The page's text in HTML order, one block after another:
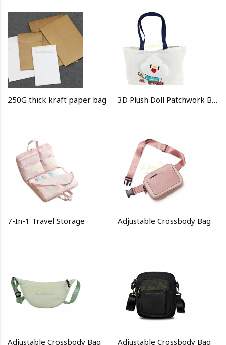
250G thick kraft paper bag 3D Plush Doll Patchwork Bag
7-In-1 Travel Storage Adjustable Crossbody Bag
Adjustable Crossbody Bag Adjustable Crossbody Bag